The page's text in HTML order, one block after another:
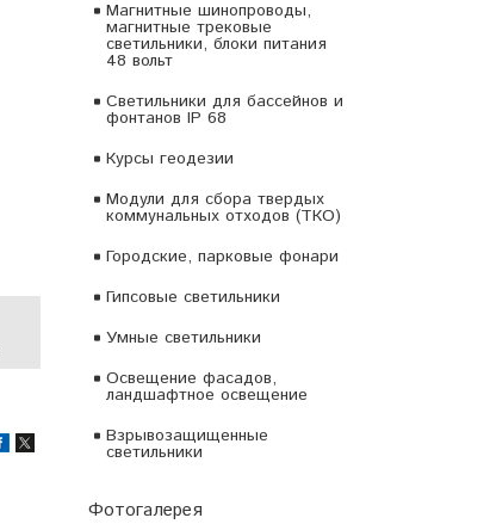
Магнитные шинопроводы,
магнитные трековые
светильники, блоки питания
48 вольт
Светильники для бассейнов и
фонтанов IP 68
Курсы геодезии
Модули для сбора твердых
коммунальных отходов (ТКО)
Городские, парковые фонари
Гипсовые светильники
Умные светильники
Освещение фасадов,
ландшафтное освещение
Взрывозащищенные
светильники
Фотогалерея